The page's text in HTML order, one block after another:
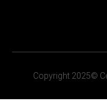
Copyright 2025©